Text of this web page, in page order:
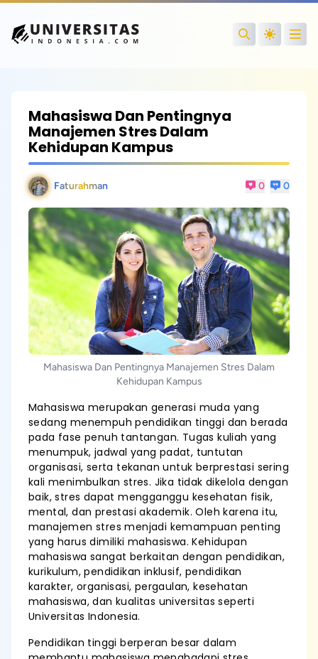
Search
Mahasiswa Dan Pentingnya
Manajemen Stres Dalam
Kehidupan Kampus
Faturahman 0 0
Mahasiswa Dan Pentingnya Manajemen Stres Dalam
Kehidupan Kampus
Mahasiswa merupakan generasi muda yang
sedang menempuh pendidikan tinggi dan berada
pada fase penuh tantangan. Tugas kuliah yang
menumpuk, jadwal yang padat, tuntutan
organisasi, serta tekanan untuk berprestasi sering
kali menimbulkan stres. Jika tidak dikelola dengan
baik, stres dapat mengganggu kesehatan fisik,
mental, dan prestasi akademik. Oleh karena itu,
manajemen stres menjadi kemampuan penting
yang harus dimiliki mahasiswa. Kehidupan
mahasiswa sangat berkaitan dengan pendidikan,
kurikulum, pendidikan inklusif, pendidikan
karakter, organisasi, pergaulan, kesehatan
mahasiswa, dan kualitas universitas seperti
Universitas Indonesia.
Pendidikan tinggi berperan besar dalam